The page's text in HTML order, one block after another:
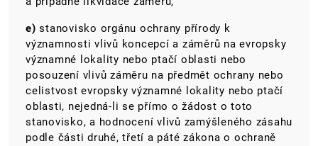
e) stanovisko orgánu ochrany přírody k
významnosti vlivů koncepcí a záměrů na evropsky
významné lokality nebo ptačí oblasti nebo
posouzení vlivů záměru na předmět ochrany nebo
celistvost evropsky významné lokality nebo ptačí
oblasti, nejedná-li se přímo o žádost o toto
stanovisko, a hodnocení vlivů zamýšleného zásahu
podle části druhé, třetí a páté zákona o ochraně